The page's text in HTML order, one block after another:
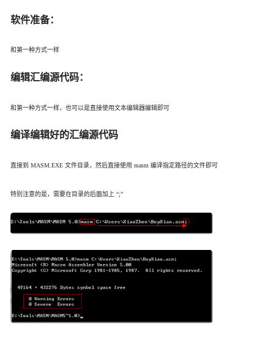
软件准备：
和第一种方式一样
编辑汇编源代码：
和第一种方式一样，也可以是直接使用文本编辑器编辑即可
编译编辑好的汇编源代码
直接到 MASM.EXE 文件目录，然后直接使用 masm 编译指定路径的文件即可
特别注意的是，需要在目录的后面加上 “;”